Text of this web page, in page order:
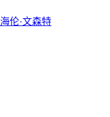
海伦·文森特